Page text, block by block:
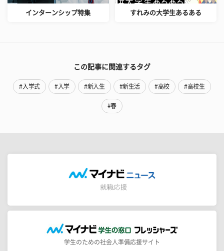
インターンシップ特集 すれみの大学生あるある
この記事に関連するタグ
#入学式 #入学 #新入生 #新生活 #高校 #高校生
#春
学生のための社会人準備応援サイト